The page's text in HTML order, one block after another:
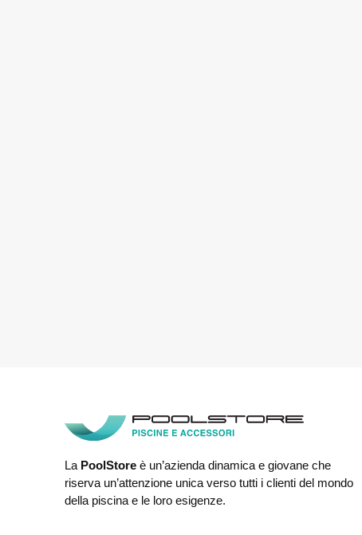
La PoolStoreè un’azienda dinamica e giovane che
riserva un’attenzione unica verso tutti i clienti del mondo
della piscina e le loro esigenze.